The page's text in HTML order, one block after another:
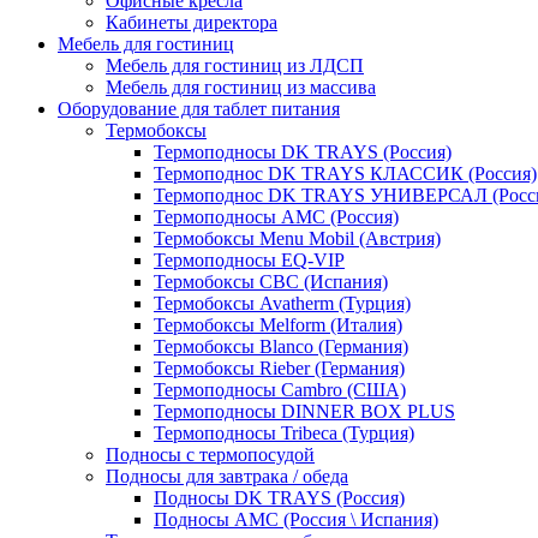
Кабинеты директора
Мебель для гостиниц
Мебель для гостиниц из ЛДСП
Мебель для гостиниц из массива
Оборудование для таблет питания
Термобоксы
Термоподносы DK TRAYS (Россия)
Термоподнос DK TRAYS КЛАССИК (Россия)
Термоподнос DK TRAYS УНИВЕРСАЛ
Термоподносы AMC (Россия)
Термобоксы Menu Mobil (Австрия)
Термоподносы EQ-VIP
Термобоксы CBC (Испания)
Термобоксы Avatherm (Турция)
Термобоксы Melform (Италия)
Термобоксы Blanco (Германия)
Термобоксы Rieber (Германия)
Термоподносы Cambro (США)
Термоподносы DINNER BOX PLUS
Термоподносы Tribeca (Турция)
Подносы с термопосудой
Подносы для завтрака / обеда
Подносы DK TRAYS (Россия)
Подносы AMC (Россия \ Испания)